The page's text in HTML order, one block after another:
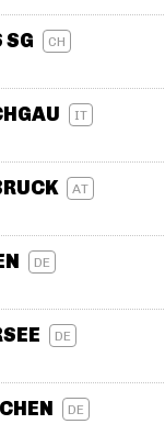
CH
SG
IT
AT
DE
DE
DE